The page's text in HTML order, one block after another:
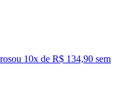
ou 10x de R$ 134,90 sem